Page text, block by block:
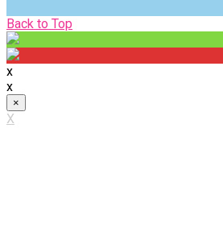
Back to Top
x
x
×
X